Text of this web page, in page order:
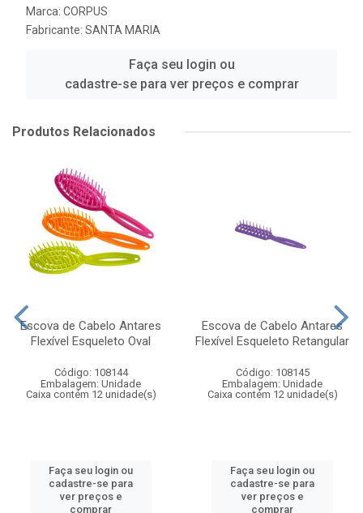
Marca: CORPUS
Fabricante: SANTA MARIA
Faça seu login ou
cadastre-se para ver preços e comprar
Produtos Relacionados
Escova de Cabelo Antares
Flexível Esqueleto Oval
Código: 108144
Embalagem: Unidade
Caixa contém 12 unidade(s)
Faça seu login ou
cadastre-se para
ver preços e
comprar
Escova de Cabelo Antares
Flexível Esqueleto Retangular
Código: 108145
Embalagem: Unidade
Caixa contém 12 unidade(s)
Faça seu login ou
cadastre-se para
ver preços e
comprar